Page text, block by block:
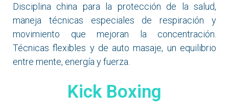
Disciplina china para la protección de la salud,
maneja técnicas especiales de respiración y
movimiento que mejoran la concentración.
Técnicas flexibles y de auto masaje, un equilibrio
entre mente, energía y fuerza.
Kick Boxing